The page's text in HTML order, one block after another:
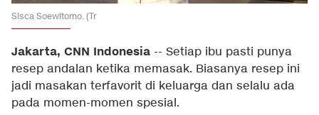
Sisca Soewitomo. (Tr
Jakarta, CNN Indonesia -- Setiap ibu pasti punya
resep andalan ketika memasak. Biasanya resep ini
jadi masakan terfavorit di keluarga dan selalu ada
pada momen-momen spesial.